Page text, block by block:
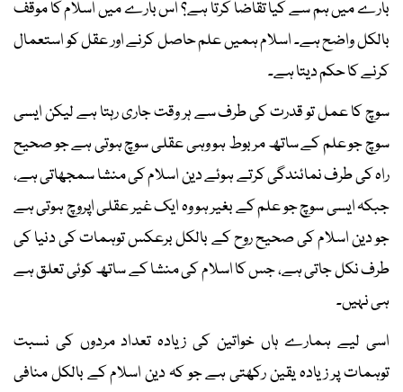
بارے میں ہم سے کیا تقاضا کرتا ہے؟ اس بارے میں اسلام کا موقف
بالکل واضح ہے۔ اسلام ہمیں علم حاصل کرنے اور عقل کو استعمال
کرنے کا حکم دیتا ہے۔
سوچ کا عمل تو قدرت کی طرف سے ہر وقت جاری رہتا ہے لیکن ایسی
سوچ جو علم کے ساتھ مربوط ہو وہی عقلی سوچ ہوتی ہے جو صحیح
راہ کی طرف نمائندگی کرتے ہوئے دین اسلام کی منشا سمجھاتی ہے،
جبکہ ایسی سوچ جو علم کے بغیر ہو وہ ایک غیر عقلی اپروچ ہوتی ہے
جو دین اسلام کی صحیح روح کے بالکل برعکس توہمات کی دنیا کی
طرف نکل جاتی ہے، جس کا اسلام کی منشا کے ساتھ کوئی تعلق ہے
ہی نہیں۔
اسی لیے ہمارے ہاں خواتین کی زیادہ تعداد مردوں کی نسبت
توہمات پر زیادہ یقین رکھتی ہے جو کہ دین اسلام کے بالکل منافی